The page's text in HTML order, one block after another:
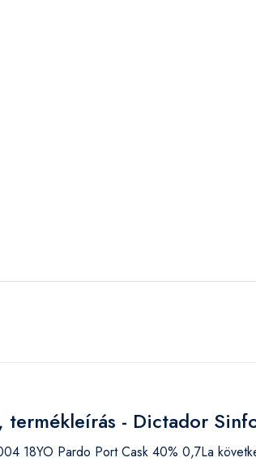
termékleírás - Dictador
18YO Pardo Port Cask 40% 0,7La